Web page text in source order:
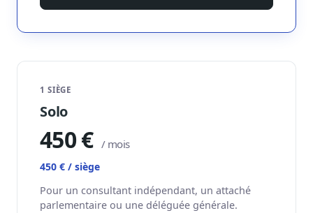
Chercheurs
11 secteurs : énergie, santé, finance, numérique…
Cas d'usage concrets
Six cas pour gagner du temps
Conseil (Advisory)
Consultants seniors, plateforme Legiwatch incluse
1 SIÈGE
Solo
450 € / mois
450 € / siège
Pour un consultant indépendant, un attaché
parlementaire ou une déléguée générale.